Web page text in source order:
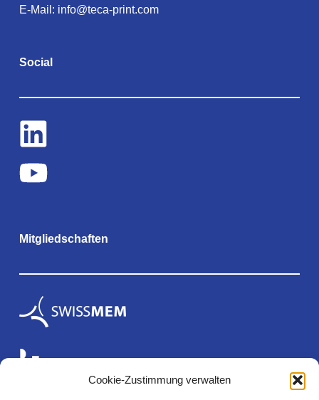
Cookie-Zustimmung verwalten
E-Mail: info@teca-print.com
Social
Mitgliedschaften